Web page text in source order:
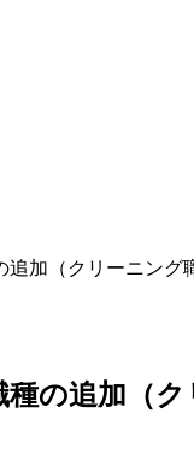
加（クリーニング
の追加（ク